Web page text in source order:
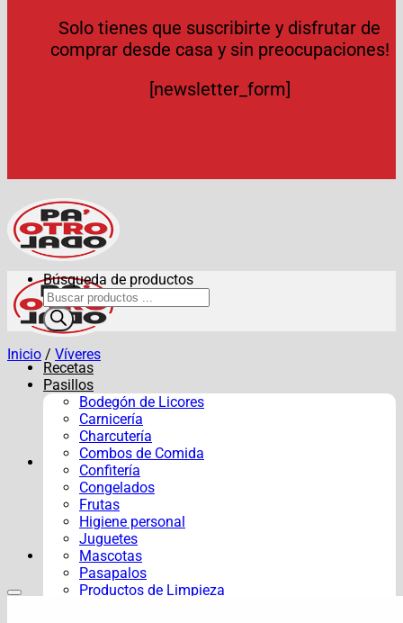
Solo tienes que suscribirte y disfrutar de
comprar desde casa y sin preocupaciones!
[newsletter_form]
Recetas
Pasillos
Bodegón de Licores
Carnicería
Charcutería
Combos de Comida
Confitería
Congelados
Frutas
Higiene personal
Juguetes
Mascotas
Pasapalos
Productos de Limpieza
Búsqueda de productos
Inicio / Víveres